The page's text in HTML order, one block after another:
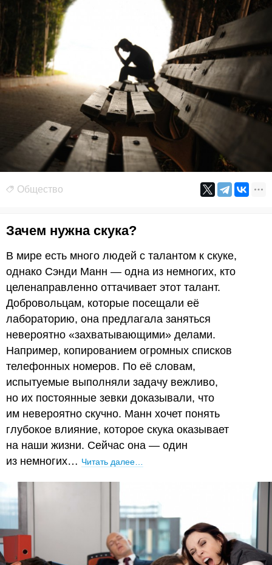
Общество
Зачем нужна скука?
В мире есть много людей с талантом к скуке,
однако Сэнди Манн — одна из немногих, кто
целенаправленно оттачивает этот талант.
Добровольцам, которые посещали её
лабораторию, она предлагала заняться
невероятно «захватывающими» делами.
Например, копированием огромных списков
телефонных номеров. По её словам,
испытуемые выполняли задачу вежливо,
но их постоянные зевки доказывали, что
им невероятно скучно. Манн хочет понять
глубокое влияние, которое скука оказывает
на наши жизни. Сейчас она — один
из немногих… Читать далее…